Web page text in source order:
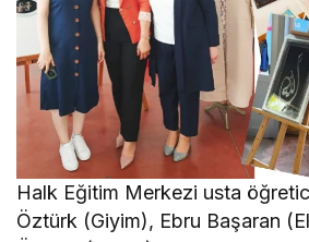
Halk Eğitim Merkezi usta
Öztürk (Giyim), Ebru Başaran